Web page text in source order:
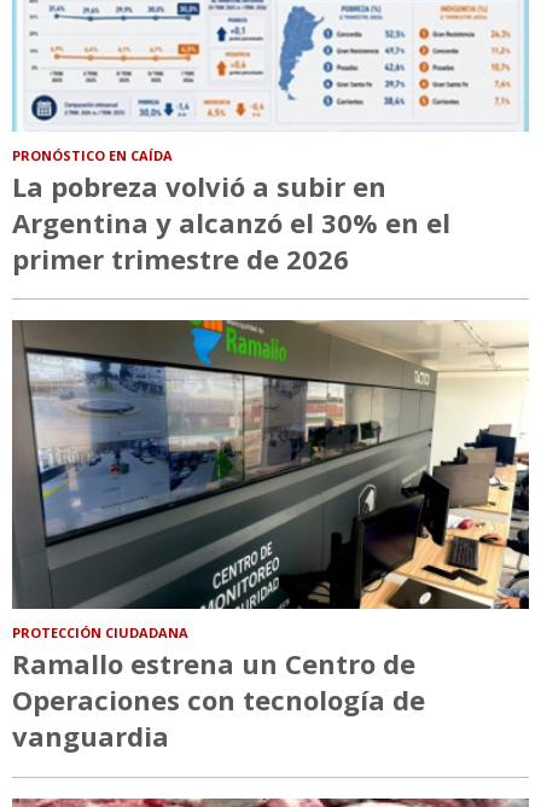
PRONÓSTICO EN CAÍDA
La pobreza volvió a subir en
Argentina y alcanzó el 30% en el
primer trimestre de 2026
PROTECCIÓN CIUDADANA
Ramallo estrena un Centro de
Operaciones con tecnología de
vanguardia